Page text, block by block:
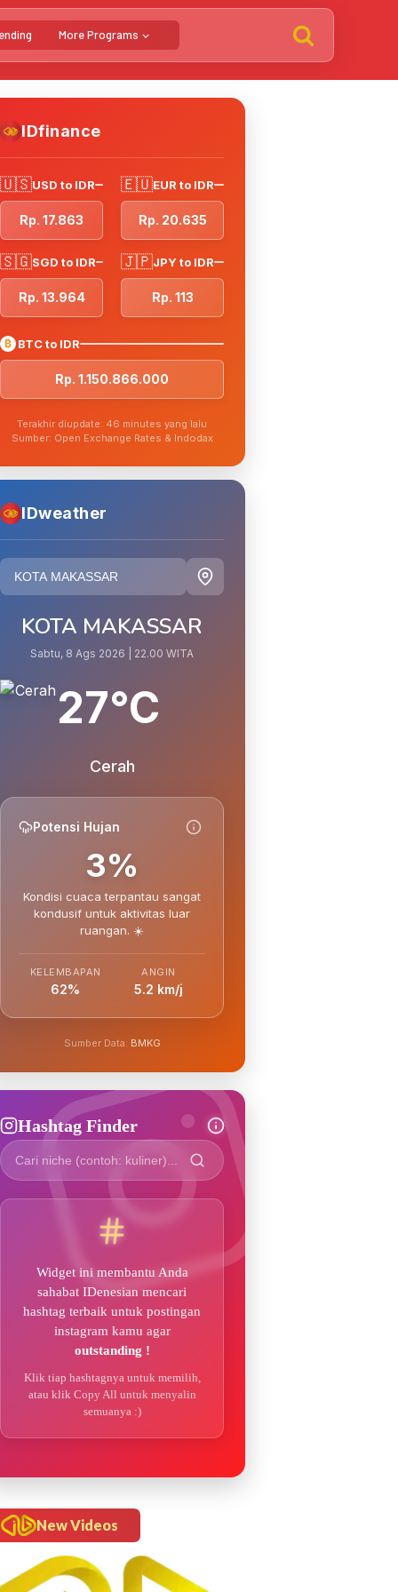
More Programs
IDfinance
🇺🇸USD to IDR
Rp. 17.863
🇪🇺EUR to IDR
Rp. 20.635
🇸🇬SGD to IDR
Rp. 13.964
🇯🇵JPY to IDR
Rp. 113
₿ BTC to IDR
Rp. 1.150.866.000
Terakhir diupdate: 46 minutes yang lalu
Sumber: Open Exchange Rates & Indodax
IDweather
KOTA MAKASSAR
Sabtu, 8 Ags 2026 | 22.00 WITA
27°C
Cerah
Potensi Hujan
3%
Kondisi cuaca terpantau sangat
kondusif untuk aktivitas luar
ruangan. ☀️
KELEMBAPAN
62%
ANGIN
5.2 km/j
Sumber Data: BMKG
Hashtag Finder
Widget ini membantu Anda
sahabat IDenesian mencari
hashtag terbaik untuk postingan
instagram kamu agar
outstanding !
Klik tiap hashtagnya untuk memilih,
atau klik Copy All untuk menyalin
semuanya :)
New Videos